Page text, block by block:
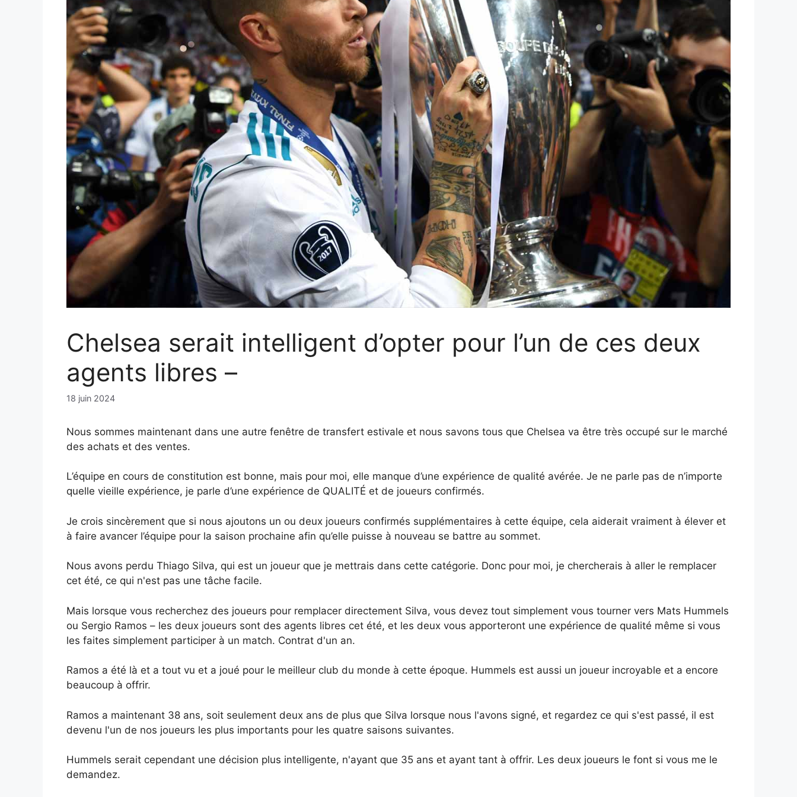
Chelsea serait intelligent d’opter pour l’un de ces deux
agents libres –
18 juin 2024
Nous sommes maintenant dans une autre fenêtre de transfert estivale et nous savons tous que Chelsea va être très occupé sur le marché
des achats et des ventes.
L’équipe en cours de constitution est bonne, mais pour moi, elle manque d’une expérience de qualité avérée. Je ne parle pas de n’importe
quelle vieille expérience, je parle d’une expérience de QUALITÉ et de joueurs confirmés.
Je crois sincèrement que si nous ajoutons un ou deux joueurs confirmés supplémentaires à cette équipe, cela aiderait vraiment à élever et
à faire avancer l’équipe pour la saison prochaine afin qu’elle puisse à nouveau se battre au sommet.
Nous avons perdu Thiago Silva, qui est un joueur que je mettrais dans cette catégorie. Donc pour moi, je chercherais à aller le remplacer
cet été, ce qui n'est pas une tâche facile.
Mais lorsque vous recherchez des joueurs pour remplacer directement Silva, vous devez tout simplement vous tourner vers Mats Hummels
ou Sergio Ramos – les deux joueurs sont des agents libres cet été, et les deux vous apporteront une expérience de qualité même si vous
les faites simplement participer à un match. Contrat d'un an.
Ramos a été là et a tout vu et a joué pour le meilleur club du monde à cette époque. Hummels est aussi un joueur incroyable et a encore
beaucoup à offrir.
Ramos a maintenant 38 ans, soit seulement deux ans de plus que Silva lorsque nous l'avons signé, et regardez ce qui s'est passé, il est
devenu l'un de nos joueurs les plus importants pour les quatre saisons suivantes.
Hummels serait cependant une décision plus intelligente, n'ayant que 35 ans et ayant tant à offrir. Les deux joueurs le font si vous me le
demandez.